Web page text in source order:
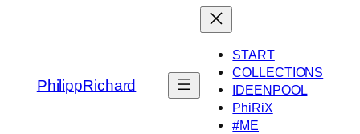
PhilippRichard
START
COLLECTIONS
IDEENPOOL
PhiRiX
#ME